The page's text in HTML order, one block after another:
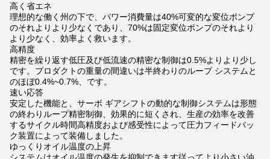
高く省エネ
理想的な働く州の下で、パワー消費量は40%可変的な変位ポンプ
のそれよりより少なくであり、70%は固定変位ポンプのそれより
より少なく、効率よく救います。
高精度
精密を繰り返す低圧及び低流速の精密な制御は0.5%よりより少し
です。プロダクトの重量の間違いは半終わりのループ システムと
のほぼ0.4%~0.7%、です。
速い応答
安定した機能と、サーボ ギアシフトの動的な制御システムは形態
の終わりループ精密制御、効果的に短くされ、生産の効率を改善
するサイクル時間高精度および感受性によって圧力フィードバッ
ク装置によって装備しました。
ゆっくりオイル温度の上昇
システムはオイル温度の発生を抑制できます従ってより小さい油